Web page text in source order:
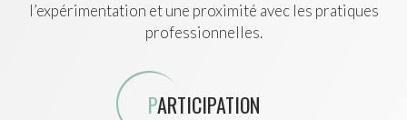
l’expérimentation et une proximité avec les pratiques
professionnelles.
PARTICIPATION